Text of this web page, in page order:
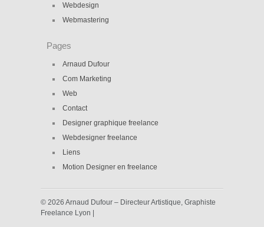
Webdesign
Webmastering
Pages
Arnaud Dufour
Com Marketing
Web
Contact
Designer graphique freelance
Webdesigner freelance
Liens
Motion Designer en freelance
© 2026 Arnaud Dufour – Directeur Artistique, Graphiste
Freelance Lyon |